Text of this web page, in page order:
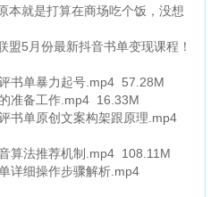
本就是打算在商场吃个饭，没想
盟5月份最新抖音书单变现课程！
书单暴力起号.mp4 57.28M
准备工作.mp4 16.33M
书单原创文案构架跟原理.mp4
算法推荐机制.mp4 108.11M
详细操作步骤解析.mp4